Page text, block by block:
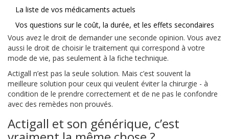
La liste de vos médicaments actuels
Vos questions sur le coût, la durée, et les effets secondaires
Vous avez le droit de demander une seconde opinion. Vous avez
aussi le droit de choisir le traitement qui correspond à votre
mode de vie, pas seulement à la fiche technique.
Actigall n’est pas la seule solution. Mais c’est souvent la
meilleure solution pour ceux qui veulent éviter la chirurgie - à
condition de le prendre correctement et de ne pas le confondre
avec des remèdes non prouvés.
Actigall et son générique, c’est